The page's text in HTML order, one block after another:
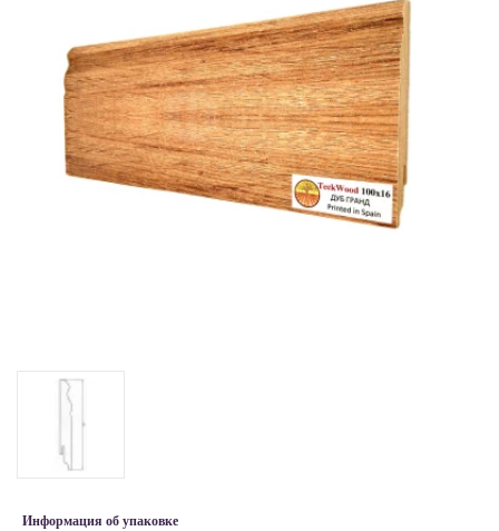
Информация об упаковке